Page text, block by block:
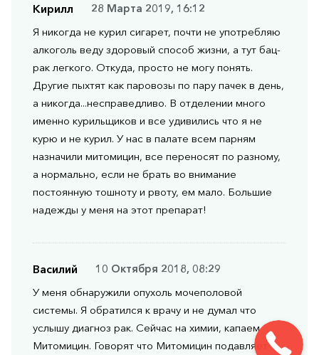
Кирилл
28 Марта 2019, 16:12
Я никогда не курил сигарет, почти не употребляю
алкоголь веду здоровый способ жизни, а тут бац-
рак легкого. Откуда, просто не могу понять.
Другие пыхтят как паровозы по пару пачек в день,
а никогда...несправедливо. В отделении много
именно курильщиков и все удивились что я не
курю и не курил. У нас в палате всем парням
назначили митомицин, все переносят по разному,
а нормально, если не брать во внимание
постоянную тошноту и рвоту, ем мало. Большие
надежды у меня на этот препарат!
Василий
10 Октября 2018, 08:29
У меня обнаружили опухоль мочеполовой
системы. Я обратился к врачу и не думал что
услышу диагноз рак. Сейчас на химии, капаем
Митомицин. Говорят что Митомицин подавляет